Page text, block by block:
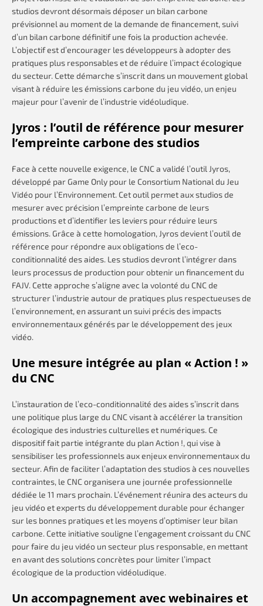
studios devront désormais déposer un bilan carbone
prévisionnel au moment de la demande de financement, suivi
d’un bilan carbone définitif une fois la production achevée.
L’objectif est d’encourager les développeurs à adopter des
pratiques plus responsables et de réduire l’impact écologique
du secteur. Cette démarche s’inscrit dans un mouvement global
visant à réduire les émissions carbone du jeu vidéo, un enjeu
majeur pour l’avenir de l’industrie vidéoludique.
Jyros : l’outil de référence pour mesurer
l’empreinte carbone des studios
Face à cette nouvelle exigence, le CNC a validé l’outil Jyros,
développé par Game Only pour le Consortium National du Jeu
Vidéo pour l’Environnement. Cet outil permet aux studios de
mesurer avec précision l’empreinte carbone de leurs
productions et d’identifier les leviers pour réduire leurs
émissions. Grâce à cette homologation, Jyros devient l’outil de
référence pour répondre aux obligations de l’eco-
conditionnalité des aides. Les studios devront l’intégrer dans
leurs processus de production pour obtenir un financement du
FAJV. Cette approche s’aligne avec la volonté du CNC de
structurer l’industrie autour de pratiques plus respectueuses de
l’environnement, en assurant un suivi précis des impacts
environnementaux générés par le développement des jeux
vidéo.
Une mesure intégrée au plan « Action ! »
du CNC
L’instauration de l’eco-conditionnalité des aides s’inscrit dans
une politique plus large du CNC visant à accélérer la transition
écologique des industries culturelles et numériques. Ce
dispositif fait partie intégrante du plan Action !, qui vise à
sensibiliser les professionnels aux enjeux environnementaux du
secteur. Afin de faciliter l’adaptation des studios à ces nouvelles
contraintes, le CNC organisera une journée professionnelle
dédiée le 11 mars prochain. L’événement réunira des acteurs du
jeu vidéo et experts du développement durable pour échanger
sur les bonnes pratiques et les moyens d’optimiser leur bilan
carbone. Cette initiative souligne l’engagement croissant du CNC
pour faire du jeu vidéo un secteur plus responsable, en mettant
en avant des solutions concrètes pour limiter l’impact
écologique de la production vidéoludique.
Un accompagnement avec webinaires et